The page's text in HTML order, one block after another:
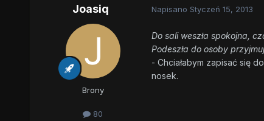
Joasiq
Brony
80
Napisano Styczeń 15, 2013
Do sali weszła spokojna,
Podeszła do osoby
- Chciałabym zapisać się
nosek.